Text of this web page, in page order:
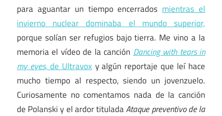
para aguantar un tiempo encerrados mientras el
invierno nuclear dominaba el mundo superior,
porque solían ser refugios bajo tierra. Me vino a la
memoria el vídeo de la canción Dancing with tears in
my eyes,de Ultravox y algún reportaje que leí hace
mucho tiempo al respecto, siendo un jovenzuelo.
Curiosamente no comentamos nada de la canción
de Polanski y el ardor tituladaAtaque preventivo de la